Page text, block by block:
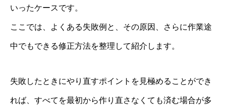
いったケースです。
ここでは、よくある失敗例と、その原因、さらに作業途
中でもできる修正方法を整理して紹介します。
失敗したときにやり直すポイントを見極めることができ
れば、すべてを最初から作り直さなくても済む場合が多